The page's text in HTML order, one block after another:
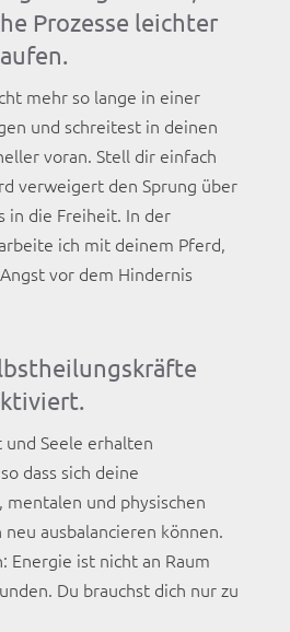
Prozesse leichter
mehr so lange in einer
und schreitest in deinen
voran. Stell dir einfach
verweigert den Sprung über
in die Freiheit. In der
ich mit deinem Pferd,
vor dem Hindernis
und Seele erhalten
dass sich deine
mentalen und physischen
neu ausbalancieren können.
Energie ist nicht an Raum
Du brauchst dich nur zu